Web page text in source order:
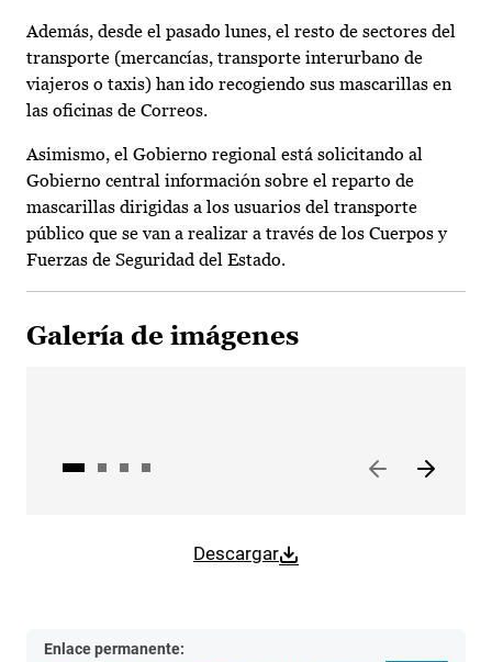
Además, desde el pasado lunes, el resto de sectores del
transporte (mercancías, transporte interurbano de
viajeros o taxis) han ido recogiendo sus mascarillas en
las oficinas de Correos.
Asimismo, el Gobierno regional está solicitando al
Gobierno central información sobre el reparto de
mascarillas dirigidas a los usuarios del transporte
público que se van a realizar a través de los Cuerpos y
Fuerzas de Seguridad del Estado.
Galería de imágenes
Descargar
Enlace permanente: